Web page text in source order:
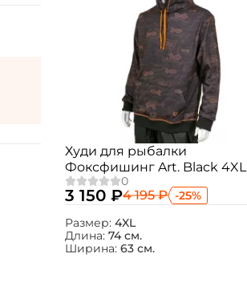
Худи для рыбалки
Фоксфишинг Art. Black 4XL
3 150 ₽4 195 ₽ -25%
Размер: 4XL
Длина: 74 см.
Ширина: 63 см.